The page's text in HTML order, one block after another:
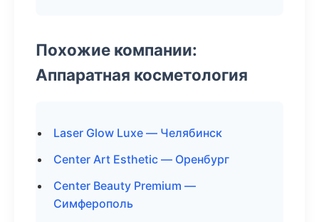
Похожие компании:
Аппаратная косметология
Laser Glow Luxe — Челябинск
Center Art Esthetic — Оренбург
Center Beauty Premium —
Симферополь